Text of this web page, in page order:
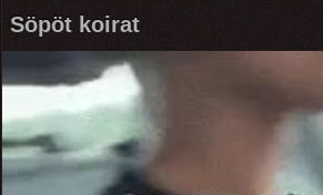
Söpöt koirat